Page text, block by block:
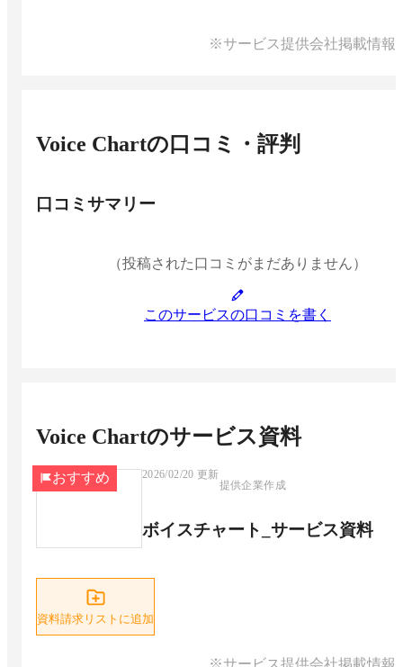
※サービス提供会社掲載情報
Voice Chartの口コミ・評判
口コミサマリー
（投稿された口コミがまだありません）
このサービスの口コミを書く
Voice Chartのサービス資料
おすすめ 2026/02/20 更新
提供企業作成
ボイスチャート_サービス資料
資料請求リストに追加